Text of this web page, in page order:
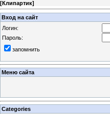
[Клипартик]
Вход на сайт
Логин:
Пароль:
запомнить
Меню сайта
Categories